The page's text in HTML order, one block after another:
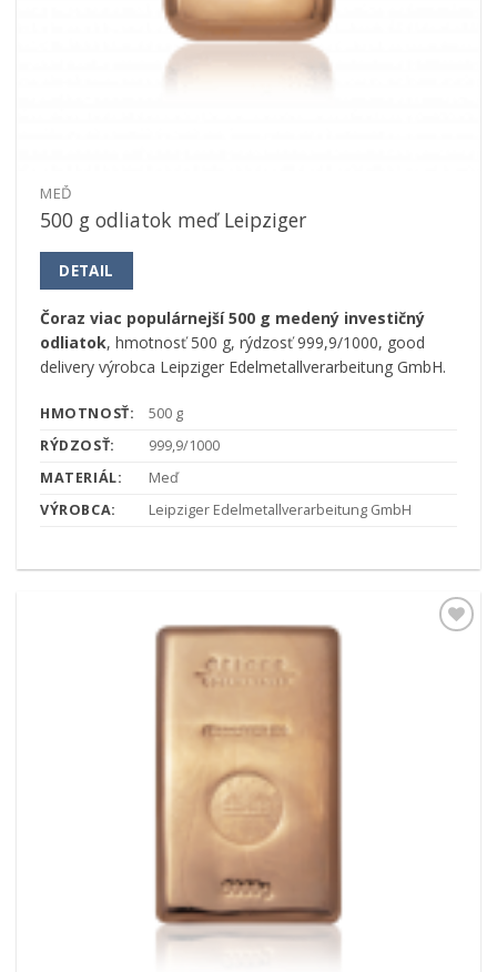
MEĎ
500 g odliatok meď Leipziger
DETAIL
Čoraz viac populárnejší 500 g medený investičný
odliatok, hmotnosť 500 g, rýdzosť 999,9/1000, good
delivery výrobca Leipziger Edelmetallverarbeitung GmbH.
HMOTNOSŤ:
500 g
RÝDZOSŤ:
999,9/1000
MATERIÁL:
Meď
VÝROBCA:
Leipziger Edelmetallverarbeitung GmbH